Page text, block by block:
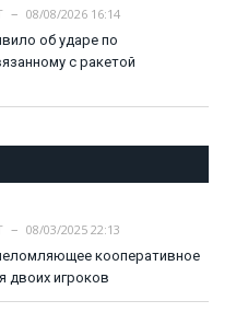
08/08/2026 16:14
об ударе по
с ракетой
08/03/2025 22:13
кооперативное
двоих игроков